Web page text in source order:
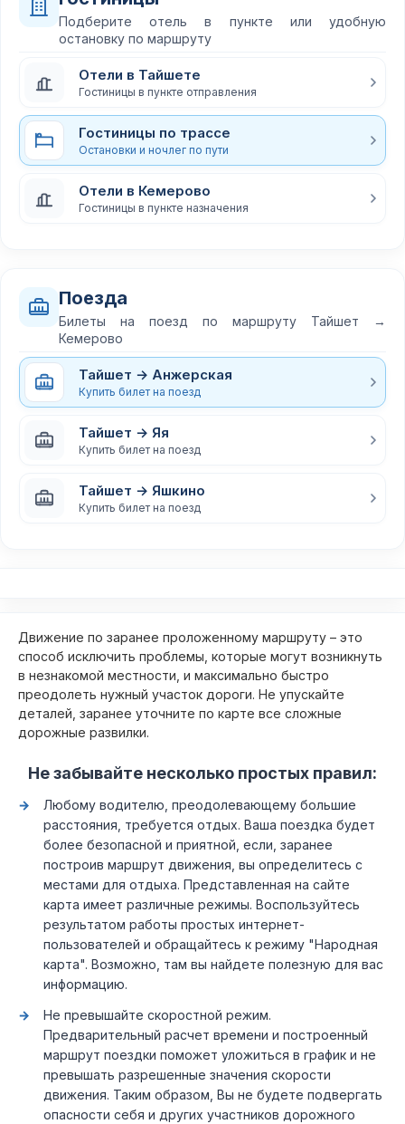
Подберите отель в пункте или удобную
остановку по маршруту
Отели в Тайшете
Гостиницы в пункте отправления
Гостиницы по трассе
Остановки и ночлег по пути
Отели в Кемерово
Гостиницы в пункте назначения
Поезда
Билеты на поезд по маршруту Тайшет →
Кемерово
Тайшет → Анжерская
Купить билет на поезд
Тайшет → Яя
Купить билет на поезд
Тайшет → Яшкино
Купить билет на поезд
Движение по заранее проложенному маршруту – это
способ исключить проблемы, которые могут возникнуть
в незнакомой местности, и максимально быстро
преодолеть нужный участок дороги. Не упускайте
деталей, заранее уточните по карте все сложные
дорожные развилки.
Не забывайте несколько простых правил:
Любому водителю, преодолевающему большие
расстояния, требуется отдых. Ваша поездка будет
более безопасной и приятной, если, заранее
построив маршрут движения, вы определитесь с
местами для отдыха. Представленная на сайте
карта имеет различные режимы. Воспользуйтесь
результатом работы простых интернет-
пользователей и обращайтесь к режиму "Народная
карта". Возможно, там вы найдете полезную для вас
информацию.
Не превышайте скоростной режим.
Предварительный расчет времени и построенный
маршрут поездки поможет уложиться в график и не
превышать разрешенные значения скорости
движения. Таким образом, Вы не будете подвергать
опасности себя и других участников дорожного